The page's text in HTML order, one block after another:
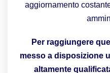
aggiornamento
Per raggiungere
messo a disposizione
altamente